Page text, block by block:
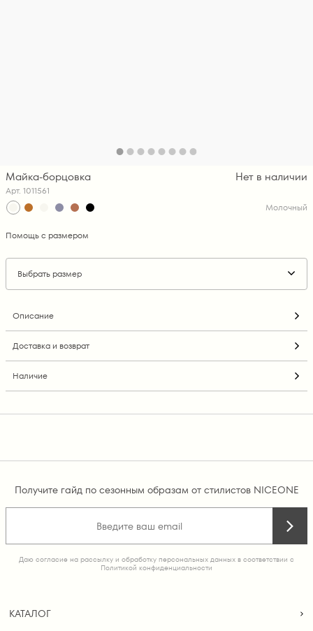
Майка-борцовка
Арт. 1011561
Нет в наличии
Молочный
Помощь с размером
Выбрать размер
Описание
Доставка и возврат
Наличие
Получите гайд по сезонным образам от стилистов NICEONE
Даю согласие на рассылку и обработку персональных данных в соответствии с
Политикой конфиденциальности
КАТАЛОГ